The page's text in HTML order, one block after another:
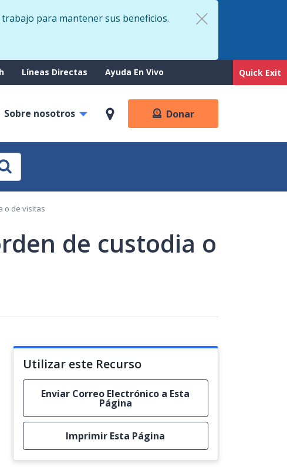
Quick Exit
para mantener sus beneficios.
Líneas Directas Ayuda En Vivo
Sobre nosotros Donar
o de visitas
de custodia o
Utilizar este Recurso
Enviar Correo Electrónico a Esta
Página
Imprimir Esta Página